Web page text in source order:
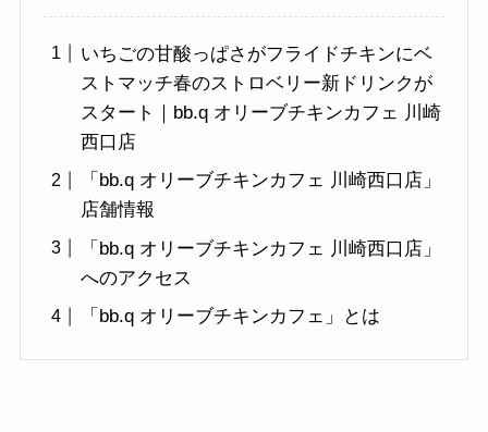
いちごの甘酸っぱさがフライドチキンにベ
ストマッチ春のストロベリー新ドリンクが
スタート｜bb.q オリーブチキンカフェ 川崎
西口店
「bb.q オリーブチキンカフェ 川崎西口店」
店舗情報
「bb.q オリーブチキンカフェ 川崎西口店」
へのアクセス
「bb.q オリーブチキンカフェ」とは